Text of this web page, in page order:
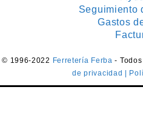
Seguimiento
Gastos
© 1996-2022 Ferretería Ferba-
de privacidad
|